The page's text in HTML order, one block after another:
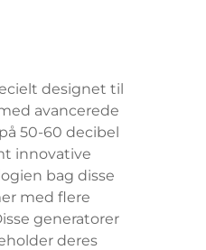
designet til
avancerede
50-60 decibel
innovative
bag disse
med flere
generatorer
deres